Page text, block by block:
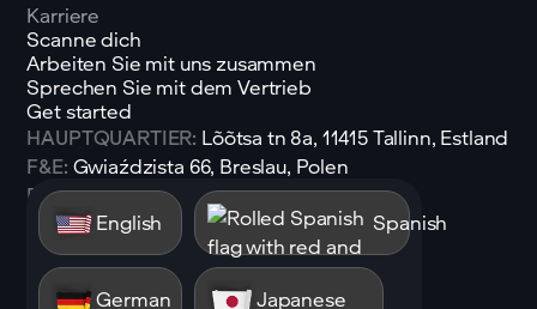
Karriere
Scanne dich
Arbeiten Sie mit uns zusammen
Sprechen Sie mit dem Vertrieb
Get started
HAUPTQUARTIER: Lõõtsa tn 8a, 11415 Tallinn, Estland
F&E: Gwiaździsta 66, Breslau, Polen
E-Mail:sales@shen.ai
Linkedin
Folgen
English Spanish
German Japanese